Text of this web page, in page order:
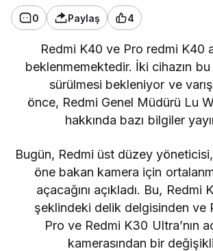
0 Paylaş 4
Redmi K40 ve Pro redmi K40
beklenmemektedir. İki cihazın
sürülmesi bekleniyor ve
önce, Redmi Genel Müdürü Lu
hakkında bazı bilgiler
Bugün, Redmi üst düzey yöneticisi,
öne bakan kamera için
açacağını açıkladı. Bu, Redmi
şeklindeki delik delgisinden ve
Pro ve Redmi K30 Ultra’nın
kamerasından bir